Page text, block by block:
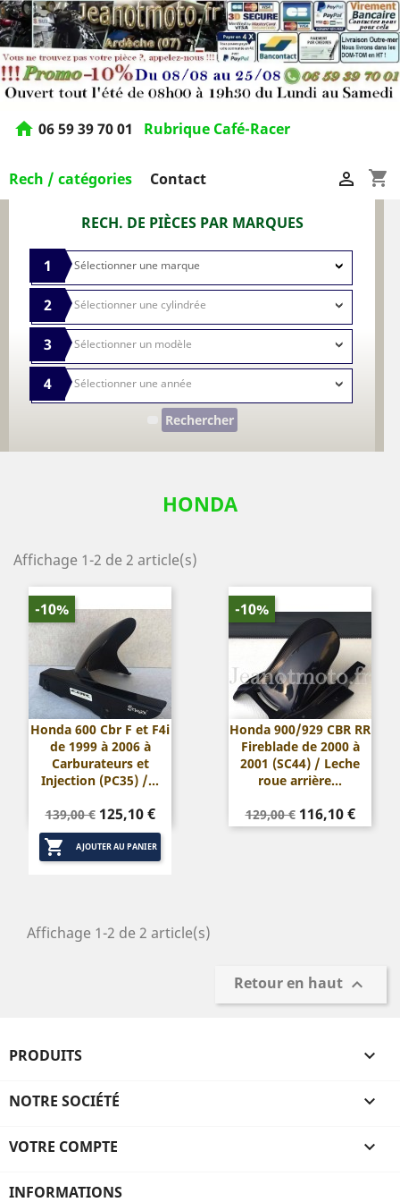
home 06 59 39 70 01 Rubrique Café-Racer
Rech / catégories Contact shopping_cart

RECH. DE PIÈCES PAR MARQUES
1
2
3
4
Rechercher
HONDA
Affichage 1-2 de 2 article(s)
Honda 600 Cbr F et F4i
de 1999 à 2006 à
Carburateurs et
Injection (PC35) /...
Prix
de
base
139,00 € Prix
125,10 €
 AJOUTER AU PANIER
-10%
Honda 900/929 CBR RR
Fireblade de 2000 à
2001 (SC44) / Leche
roue arrière...
Prix
de
129,00 € Prix
116,10 €
-10%
Affichage 1-2 de 2 article(s)
Retour en haut 
PRODUITS 
NOTRE SOCIÉTÉ 
VOTRE COMPTE 
INFORMATIONS